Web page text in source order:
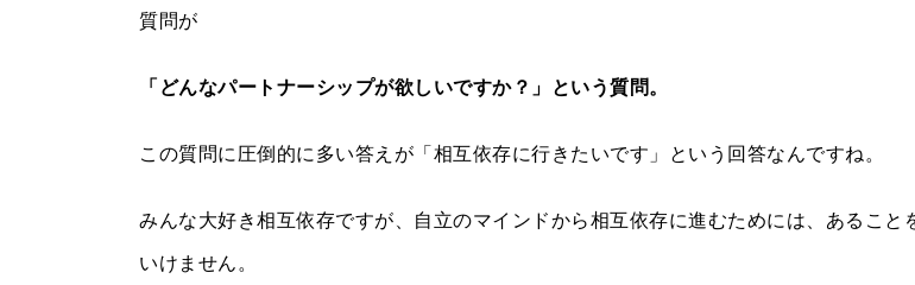
質問が
「どんなパートナーシップが欲しいですか？」という質問。
この質問に圧倒的に多い答えが「相互依存に行きたいです」という回答なんですね。
みんな大好き相互依存ですが、自立のマインドから相互依存に進むためには、あること
いけません。